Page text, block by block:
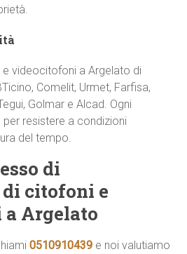
videocitofoni a Argelato di
Comelit, Urmet, Farfisa,
Golmar e Alcad. Ogni
resistere a condizioni
del tempo.
di
citofoni e
Argelato
0510910439 e noi valutiamo